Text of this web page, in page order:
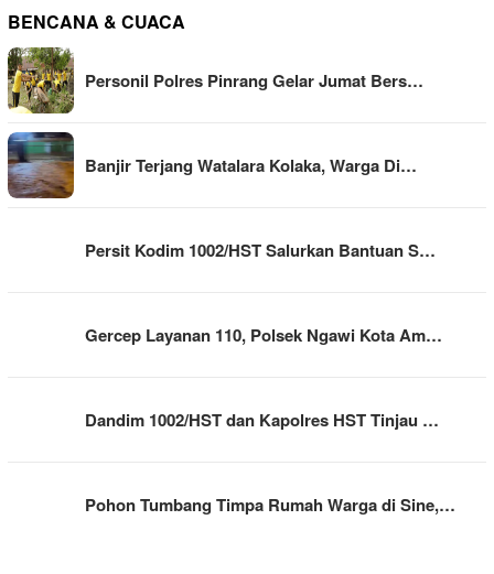
BENCANA & CUACA
Personil Polres Pinrang Gelar Jumat Bers…
Banjir Terjang Watalara Kolaka, Warga Di…
Persit Kodim 1002/HST Salurkan Bantuan S…
Gercep Layanan 110, Polsek Ngawi Kota Am…
Dandim 1002/HST dan Kapolres HST Tinjau …
Pohon Tumbang Timpa Rumah Warga di Sine,…